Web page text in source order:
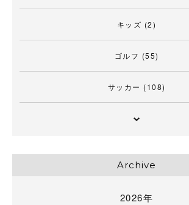
キッズ (2)
ゴルフ (55)
サッカー (108)
Archive
2026年